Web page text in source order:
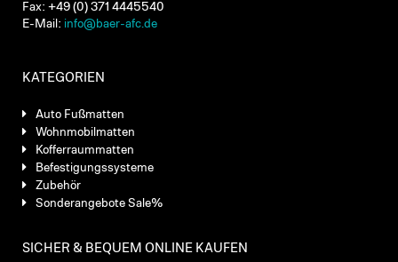
Fax: +49 (0) 371 4445540
E-Mail: info@baer-afc.de
KATEGORIEN
Auto Fußmatten
Wohnmobilmatten
Kofferraummatten
Befestigungssysteme
Zubehör
Sonderangebote Sale%
SICHER & BEQUEM ONLINE KAUFEN